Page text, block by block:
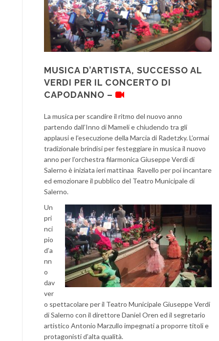
MUSICA D’ARTISTA, SUCCESSO AL
VERDI PER IL CONCERTO DI
CAPODANNO –
La musica per scandire il ritmo del nuovo anno
partendo dall’Inno di Mameli e chiudendo tra gli
applausi e l’esecuzione della Marcia di Radetzky. L’ormai
tradizionale brindisi per festeggiare in musica il nuovo
anno per l’orchestra filarmonica Giuseppe Verdi di
Salerno è iniziata ieri mattinaa Ravello per poi incantare
ed emozionare il pubblico del Teatro Municipale di
Salerno.
Un
pri
nci
pio
d’a
nn
o
dav
ver
o spettacolare per il Teatro Municipale Giuseppe Verdi
di Salerno con il direttore Daniel Oren ed il segretario
artistico Antonio Marzullo impegnati a proporre titoli e
protagonisti d’alta qualità.